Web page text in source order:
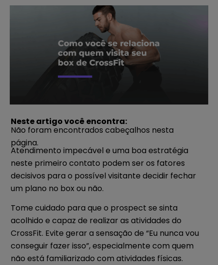
Neste artigo você encontra:
Não foram encontrados cabeçalhos nesta
página.
Atendimento impecável e uma boa estratégia
neste primeiro contato podem ser os fatores
decisivos para o possível visitante decidir fechar
um plano no box ou não.
Tome cuidado para que o prospect se sinta
acolhido e capaz de realizar as atividades do
CrossFit. Evite gerar a sensação de “Eu nunca vou
conseguir fazer isso”, especialmente com quem
não está familiarizado com atividades físicas.